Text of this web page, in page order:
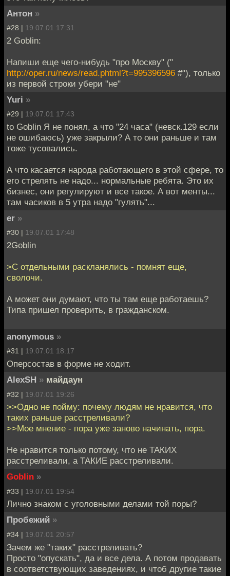
Антон »
#28 | 19.07.01 17:31
2 Goblin:
Напиши еще чего-нибудь "про Москву" ("
http://oper.ru/news/read.phtml?t=995396596 #"), только
из первой строки убери "не"
Yuri »
#29 | 19.07.01 17:43
to Goblin Я не понял, а что "24 часа" (невск.129 если
не ошибаюсь) уже закрыли? А то они раньше и там
тоже тусовались.
А что касается народа работающего в этой сфере, то
его стрелять не надо... нормальные ребята. Это их
бизнес, они регулируют и все такое. А вот менты...
там часиков в 5 утра надо "гулять"...
er »
#30 | 19.07.01 17:48
2Goblin
>С отдельными раскланялись - помнят еще,
сволочи.
А может они думают, что ты там еще работаешь?
Типа пришел проверить, в гражданском.
anonymous »
#31 | 19.07.01 18:17
Оперсостав в форме не ходит.
AlexSH » майдаун
#32 | 19.07.01 19:26
>>Одно не пойму: почему людям не нравится, что
таких раньше расстреливали?
>>Мое мнение - пора уже заново начинать, пора.
Не нравится только потому, что не ТАКИХ
расстреливали, а ТАКИЕ расстреливали.
Goblin »
#33 | 19.07.01 19:54
Лично знаком с уголовными делами той поры?
Пробежий »
#34 | 19.07.01 20:57
Зачем же "таких" расстреливать?
Просто "опускать", да и все дела. А потом продавать
в соответствующих заведениях, и чтоб другие такие